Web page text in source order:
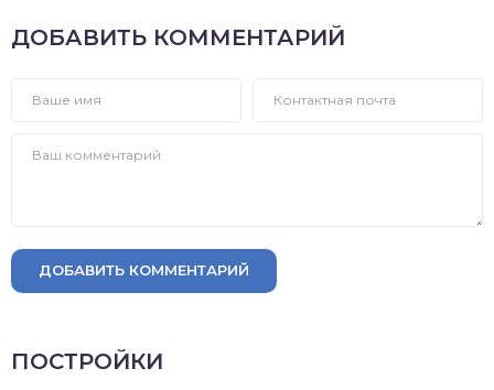
ДОБАВИТЬ КОММЕНТАРИЙ
ДОБАВИТЬ КОММЕНТАРИЙ
ПОСТРОЙКИ